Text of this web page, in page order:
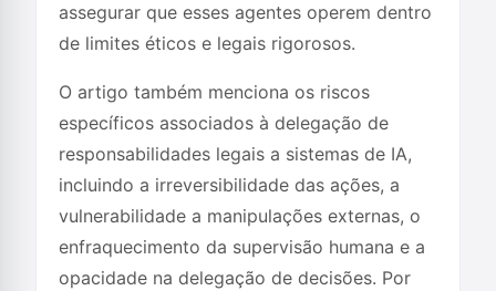
assegurar que esses agentes operem dentro
de limites éticos e legais rigorosos.
O artigo também menciona os riscos
específicos associados à delegação de
responsabilidades legais a sistemas de IA,
incluindo a irreversibilidade das ações, a
vulnerabilidade a manipulações externas, o
enfraquecimento da supervisão humana e a
opacidade na delegação de decisões. Por